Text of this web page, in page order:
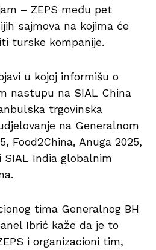
– ZEPS među pet
sajmova na kojima će
turske kompanije.
u kojoj informišu o
nastupu na SIAL China
trgovinska
na Generalnom
Food2China, Anuga 2025,
India globalnim
tima Generalnog BH
Ibrić kaže da je to
i organizacioni tim,